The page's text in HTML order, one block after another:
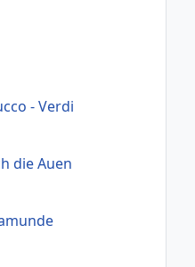
- Verdi
die Auen